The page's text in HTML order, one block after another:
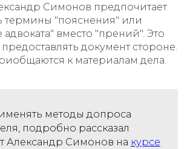
Симонов предпочитает
термины "пояснения" или
адвоката" вместо "прений". Это
документ стороне.
к материалам дела.
методы допроса
подробно рассказал
Александр Симонов на курсе